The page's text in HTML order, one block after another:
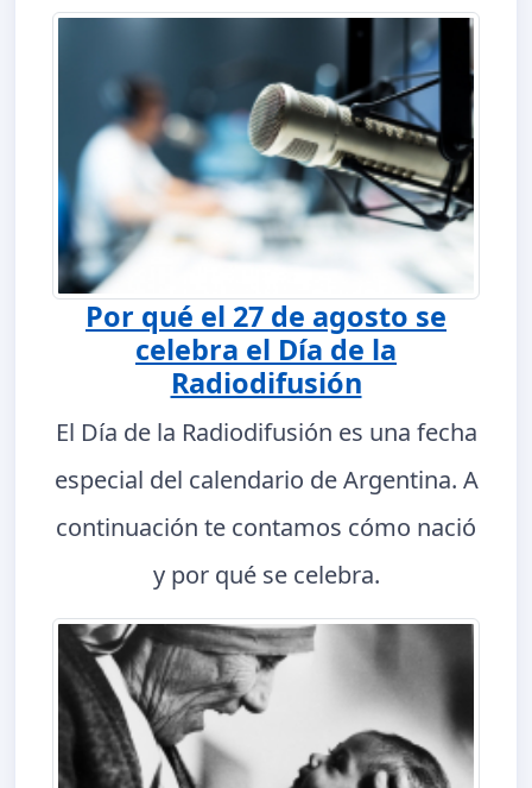
Por qué el 27 de agosto se
celebra el Día de la
Radiodifusión
El Día de la Radiodifusión es una fecha
especial del calendario de Argentina. A
continuación te contamos cómo nació
y por qué se celebra.